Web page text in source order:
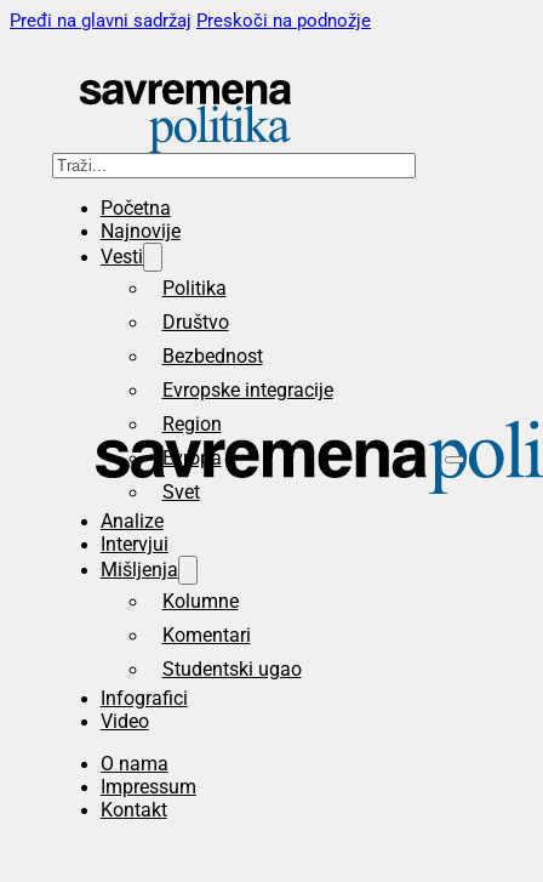
Pređi na glavni sadržaj Preskoči na podnožje
Pretraga
Početna
Najnovije
Vesti
Politika
Društvo
Bezbednost
Evropske integracije
Region
Evropa
Svet
Analize
Intervjui
Mišljenja
Kolumne
Komentari
Studentski ugao
Infografici
Video
O nama
Impressum
Kontakt